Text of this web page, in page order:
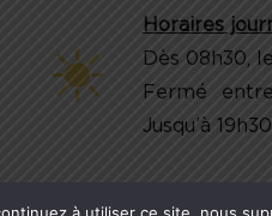
Horaires
Dès 08h30,
Fermé
Jusqu’à